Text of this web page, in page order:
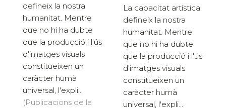
defineix la nostra
humanitat. Mentre
que no hi ha dubte
que la producció i l'ús
d'imatges visuals
constitueixen un
caràcter humà
universal, l'expli...
(Publicacions de la
La capacitat artística
defineix la nostra
humanitat. Mentre
que no hi ha dubte
que la producció i l'ús
d'imatges visuals
constitueixen un
caràcter humà
universal, l'expli...